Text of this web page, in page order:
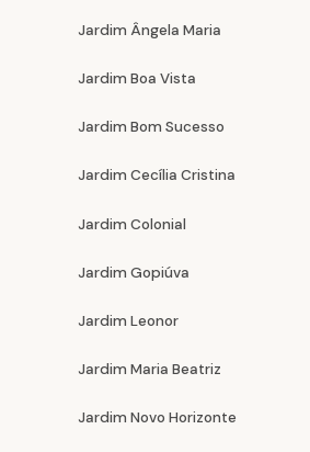
Jardim Ângela Maria
Jardim Boa Vista
Jardim Bom Sucesso
Jardim Cecília Cristina
Jardim Colonial
Jardim Gopiúva
Jardim Leonor
Jardim Maria Beatriz
Jardim Novo Horizonte